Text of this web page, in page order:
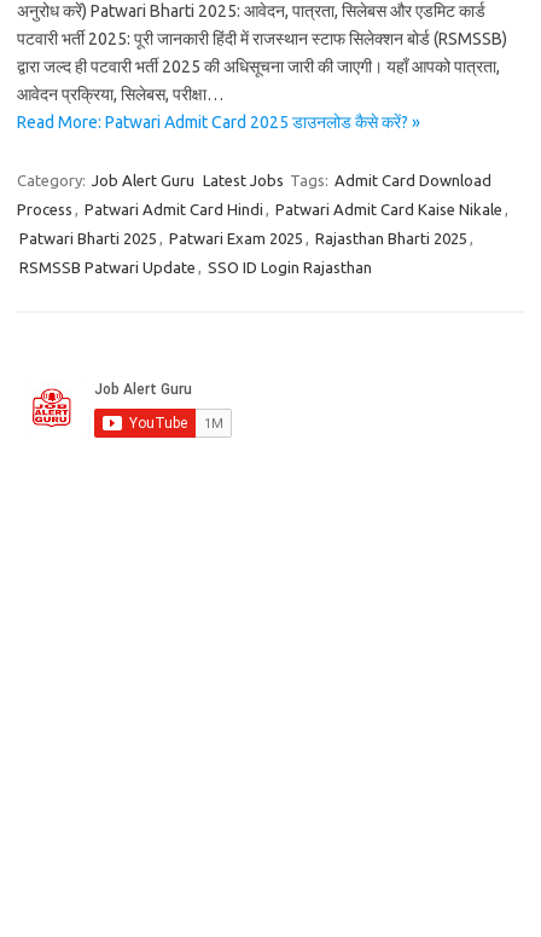
अनुरोध करें) Patwari Bharti 2025: आवेदन, पात्रता, सिलेबस और एडमिट कार्ड
पटवारी भर्ती 2025: पूरी जानकारी हिंदी में राजस्थान स्टाफ सिलेक्शन बोर्ड (RSMSSB)
द्वारा जल्द ही पटवारी भर्ती 2025 की अधिसूचना जारी की जाएगी। यहाँ आपको पात्रता,
आवेदन प्रक्रिया, सिलेबस, परीक्षा…
Read More: Patwari Admit Card 2025 डाउनलोड कैसे करें? »
Category: Job Alert Guru Latest Jobs Tags: Admit Card Download
Process , Patwari Admit Card Hindi , Patwari Admit Card Kaise Nikale ,
Patwari Bharti 2025 , Patwari Exam 2025 , Rajasthan Bharti 2025 ,
RSMSSB Patwari Update , SSO ID Login Rajasthan